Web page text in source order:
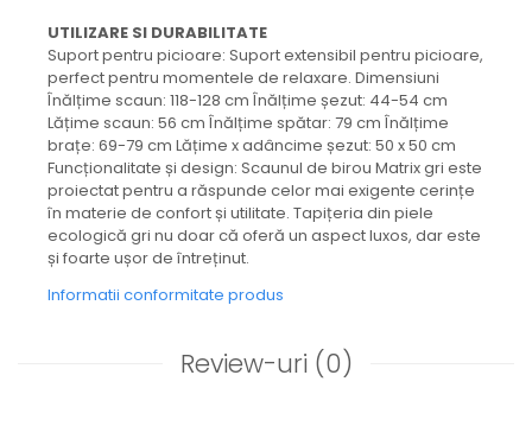
UTILIZARE SI DURABILITATE
Suport pentru picioare: Suport extensibil pentru picioare,
perfect pentru momentele de relaxare. Dimensiuni
Înălțime scaun: 118-128 cm Înălțime șezut: 44-54 cm
Lățime scaun: 56 cm Înălțime spătar: 79 cm Înălțime
brațe: 69-79 cm Lățime x adâncime șezut: 50 x 50 cm
Funcționalitate și design: Scaunul de birou Matrix gri este
proiectat pentru a răspunde celor mai exigente cerințe
în materie de confort și utilitate. Tapițeria din piele
ecologică gri nu doar că oferă un aspect luxos, dar este
și foarte ușor de întreținut.
Informatii conformitate produs
Review-uri (0)